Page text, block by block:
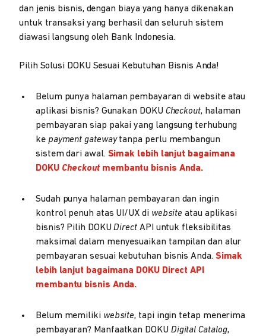
dan jenis bisnis, dengan biaya yang hanya dikenakan
untuk transaksi yang berhasil dan seluruh sistem
diawasi langsung oleh Bank Indonesia.
Pilih Solusi DOKU Sesuai Kebutuhan Bisnis Anda!
Belum punya halaman pembayaran di website atau
aplikasi bisnis? Gunakan DOKU Checkout, halaman
pembayaran siap pakai yang langsung terhubung
ke payment gatewaytanpa perlu membangun
sistem dari awal. Simak lebih lanjut bagaimana
DOKU Checkoutmembantu bisnis Anda.
Sudah punya halaman pembayaran dan ingin
kontrol penuh atas UI/UX di website atau aplikasi
bisnis? Pilih DOKUDirect API untuk fleksibilitas
maksimal dalam menyesuaikan tampilan dan alur
pembayaran sesuai kebutuhan bisnis Anda. Simak
lebih lanjut bagaimana DOKU Direct API
membantu bisnis Anda.
Belum memiliki website, tapi ingin tetap menerima
pembayaran? Manfaatkan DOKU Digital Catalog,